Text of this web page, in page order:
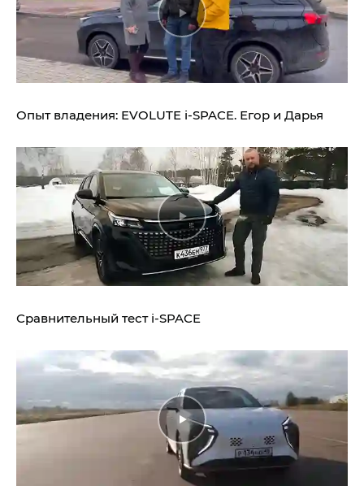
Опыт владения: EVOLUTE i‑SPACE. Егор и Дарья
Сравнительный тест i‑SPACE